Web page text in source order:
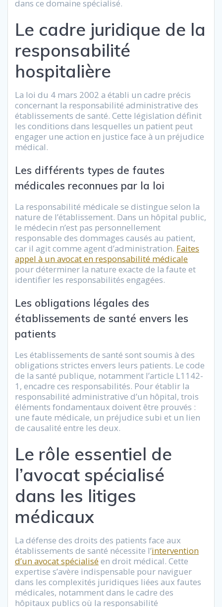
dans ce domaine spécialisé.
Le cadre juridique de la
responsabilité
hospitalière
La loi du 4 mars 2002 a établi un cadre précis
concernant la responsabilité administrative des
établissements de santé. Cette législation définit
les conditions dans lesquelles un patient peut
engager une action en justice face à un préjudice
médical.
Les différents types de fautes
médicales reconnues par la loi
La responsabilité médicale se distingue selon la
nature de l’établissement. Dans un hôpital public,
le médecin n’est pas personnellement
responsable des dommages causés au patient,
car il agit comme agent d’administration. Faites
appel à un avocat en responsabilité médicale
pour déterminer la nature exacte de la faute et
identifier les responsabilités engagées.
Les obligations légales des
établissements de santé envers les
patients
Les établissements de santé sont soumis à des
obligations strictes envers leurs patients. Le code
de la santé publique, notamment l’article L1142-
1, encadre ces responsabilités. Pour établir la
responsabilité administrative d’un hôpital, trois
éléments fondamentaux doivent être prouvés :
une faute médicale, un préjudice subi et un lien
de causalité entre les deux.
Le rôle essentiel de
l’avocat spécialisé
dans les litiges
médicaux
La défense des droits des patients face aux
établissements de santé nécessite l’intervention
d’un avocat spécialiséen droit médical. Cette
expertise s’avère indispensable pour naviguer
dans les complexités juridiques liées aux fautes
médicales, notamment dans le cadre des
hôpitaux publics où la responsabilité